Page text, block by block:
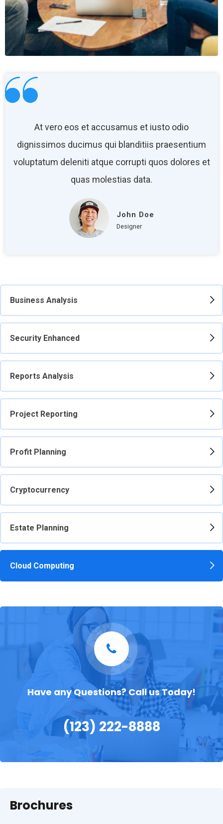
At vero eos et accusamus et iusto odio
dignissimos ducimus qui blanditiis praesentium
voluptatum deleniti atque corrupti quos dolores et
quas molestias data.
John Doe
Designer
Business Analysis
Security Enhanced
Reports Analysis
Project Reporting
Profit Planning
Cryptocurrency
Estate Planning
Cloud Computing
Have any Questions? Call us Today!
(123) 222-8888
Brochures